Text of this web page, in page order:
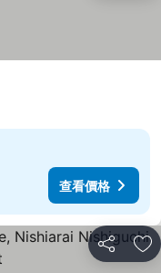
查看價格
分享 加